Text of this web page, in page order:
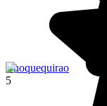
Choquequirao
5